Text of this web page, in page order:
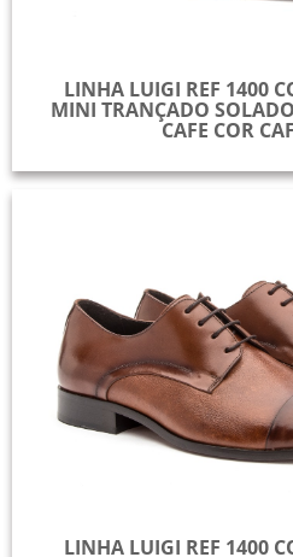
LINHA LUIGI REF 1400
MINI TRANÇADO
CAFE COR
LINHA LUIGI REF 1400